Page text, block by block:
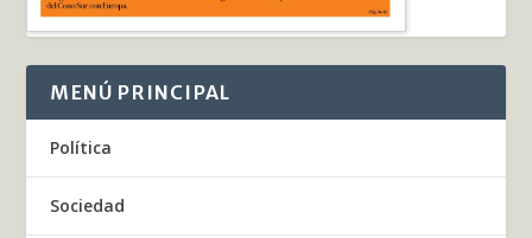
MENÚ PRINCIPAL
Política
Sociedad